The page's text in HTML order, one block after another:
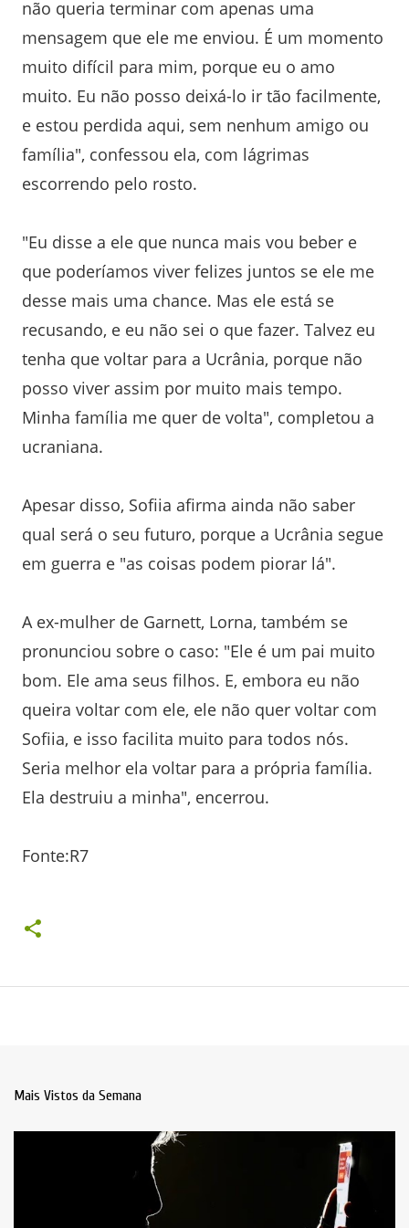
não queria terminar com apenas uma
mensagem que ele me enviou. É um momento
muito difícil para mim, porque eu o amo
muito. Eu não posso deixá-lo ir tão facilmente,
e estou perdida aqui, sem nenhum amigo ou
família", confessou ela, com lágrimas
escorrendo pelo rosto.
"Eu disse a ele que nunca mais vou beber e
que poderíamos viver felizes juntos se ele me
desse mais uma chance. Mas ele está se
recusando, e eu não sei o que fazer. Talvez eu
tenha que voltar para a Ucrânia, porque não
posso viver assim por muito mais tempo.
Minha família me quer de volta", completou a
ucraniana.
Apesar disso, Sofiia afirma ainda não saber
qual será o seu futuro, porque a Ucrânia segue
em guerra e "as coisas podem piorar lá".
A ex-mulher de Garnett, Lorna, também se
pronunciou sobre o caso: "Ele é um pai muito
bom. Ele ama seus filhos. E, embora eu não
queira voltar com ele, ele não quer voltar com
Sofiia, e isso facilita muito para todos nós.
Seria melhor ela voltar para a própria família.
Ela destruiu a minha", encerrou.
Fonte:R7
Mais Vistos da Semana